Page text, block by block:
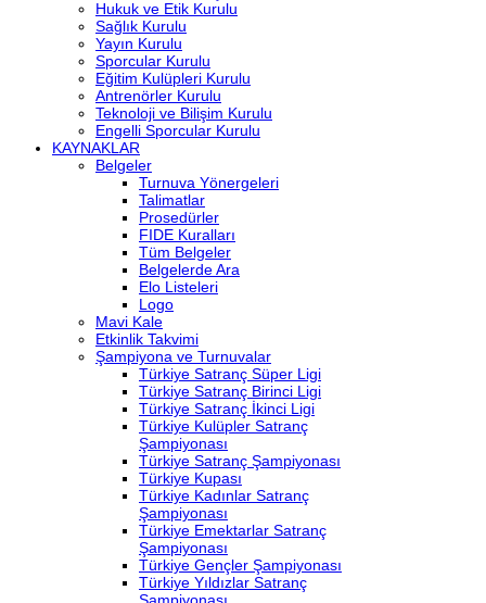
Hukuk ve Etik Kurulu
Sağlık Kurulu
Yayın Kurulu
Sporcular Kurulu
Eğitim Kulüpleri Kurulu
Antrenörler Kurulu
Teknoloji ve Bilişim Kurulu
Engelli Sporcular Kurulu
KAYNAKLAR
Belgeler
Turnuva Yönergeleri
Talimatlar
Prosedürler
FIDE Kuralları
Tüm Belgeler
Belgelerde Ara
Elo Listeleri
Logo
Mavi Kale
Etkinlik Takvimi
Şampiyona ve Turnuvalar
Türkiye Satranç Süper Ligi
Türkiye Satranç Birinci Ligi
Türkiye Satranç İkinci Ligi
Türkiye Kulüpler Satranç
Şampiyonası
Türkiye Satranç Şampiyonası
Türkiye Kupası
Türkiye Kadınlar Satranç
Şampiyonası
Türkiye Emektarlar Satranç
Şampiyonası
Türkiye Gençler Şampiyonası
Türkiye Yıldızlar Satranç